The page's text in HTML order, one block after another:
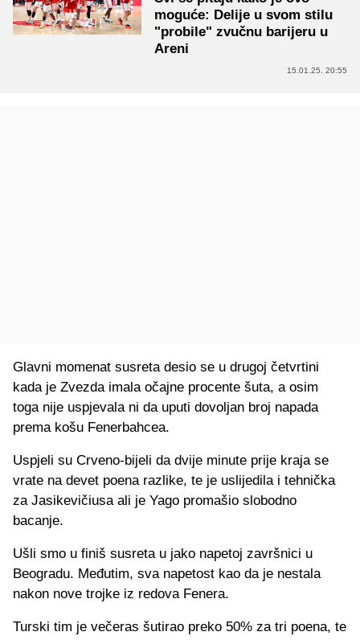
moguće: Delije u svom stilu
"probile" zvučnu barijeru u
Areni
15.01.25. 20:55
Glavni momenat susreta desio se u drugoj četvrtini
kada je Zvezda imala očajne procente šuta, a osim
toga nije uspjevala ni da uputi dovoljan broj napada
prema košu Fenerbahcea.
Uspjeli su Crveno-bijeli da dvije minute prije kraja se
vrate na devet poena razlike, te je uslijedila i tehnička
za Jasikevičiusa ali je Yago promašio slobodno
bacanje.
Ušli smo u finiš susreta u jako napetoj završnici u
Beogradu. Međutim, sva napetost kao da je nestala
nakon nove trojke iz redova Fenera.
Turski tim je večeras šutirao preko 50% za tri poena, te